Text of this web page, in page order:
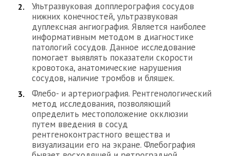
Ультразвуковая допплерография сосудов
нижних конечностей, ультразвуковая
дуплексная ангиография. Является наиболее
информативным методом в диагностике
патологий сосудов. Данное исследование
помогает выявлять показатели скорости
кровотока, анатомические нарушения
сосудов, наличие тромбов и бляшек.
Флебо- и артериография. Рентгенологический
метод исследования, позволяющий
определить местоположение окклюзии
путем введения в сосуд
рентгеноконтрастного вещества и
визуализации его на экране. Флебография